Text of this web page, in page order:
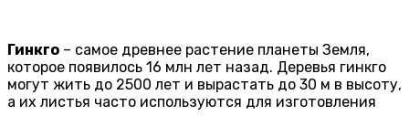
Гинкго – самое древнее растение планеты Земля,
которое появилось 16 млн лет назад. Деревья гинкго
могут жить до 2500 лет и вырастать до 30 м в высоту,
а их листья часто используются для изготовления